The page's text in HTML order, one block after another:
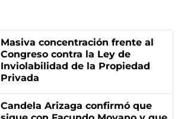
Masiva concentración frente al
Congreso contra la Ley de
Inviolabilidad de la Propiedad
Privada
Candela Arizaga confirmó que